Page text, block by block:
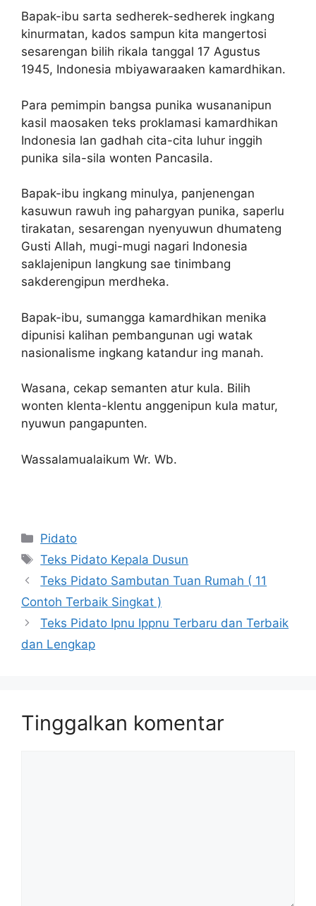
Bapak-ibu sarta sedherek-sedherek ingkang
kinurmatan, kados sampun kita mangertosi
sesarengan bilih rikala tanggal 17 Agustus
1945, Indonesia mbiyawaraaken kamardhikan.
Para pemimpin bangsa punika wusananipun
kasil maosaken teks proklamasi kamardhikan
Indonesia lan gadhah cita-cita luhur inggih
punika sila-sila wonten Pancasila.
Bapak-ibu ingkang minulya, panjenengan
kasuwun rawuh ing pahargyan punika, saperlu
tirakatan, sesarengan nyenyuwun dhumateng
Gusti Allah, mugi-mugi nagari Indonesia
saklajenipun langkung sae tinimbang
sakderengipun merdheka.
Bapak-ibu, sumangga kamardhikan menika
dipunisi kalihan pembangunan ugi watak
nasionalisme ingkang katandur ing manah.
Wasana, cekap semanten atur kula. Bilih
wonten klenta-klentu anggenipun kula matur,
nyuwun pangapunten.
Wassalamualaikum Wr. Wb.
Kategori
Pidato
Tag
Teks Pidato Kepala Dusun
Teks Pidato Sambutan Tuan Rumah ( 11
Contoh Terbaik Singkat )
Teks Pidato Ipnu Ippnu Terbaru dan Terbaik
dan Lengkap
Tinggalkan komentar